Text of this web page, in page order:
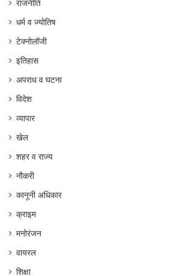
राजनीति
धर्म व ज्योतिष
टेक्नोलॉजी
इतिहास
अपराध व घटना
विदेश
व्यापार
खेल
शहर व राज्य
नौकरी
कानूनी अधिकार
क्राइम
मनोरंजन
वायरल
शिक्षा